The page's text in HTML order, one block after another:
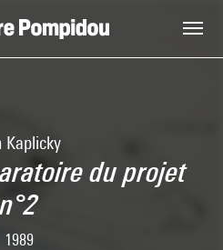
Kaplicky
du projet
n°2
1989